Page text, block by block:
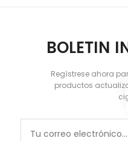
BOLETIN
Regístrese ahora
productos